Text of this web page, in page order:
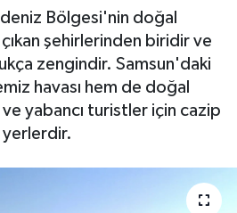
Bölgesi'nin doğal
şehirlerinden biridir ve
zengindir. Samsun'daki
havası hem de doğal
ve yabancı turistler için cazip
yerlerdir.